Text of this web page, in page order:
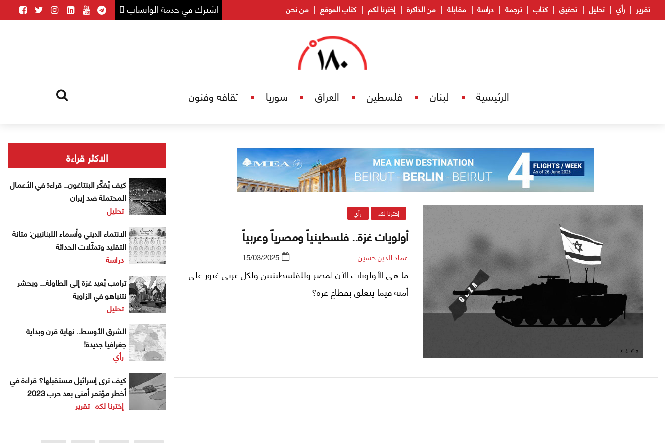
اشترك في خدمة الواتساب تقرير رأي تحليل تحقيق كتاب ترجمة دراسة مقابلة من الذاكرة إخترنا لكم كتاب الموقع من نحن
الرئيسية لبنان فلسطين العراق سوريا ثقافه وفنون
إخترنا لكم رأي
أولويات غزة.. فلسطينياً ومصرياً وعربياً
عماد الدين حسين 15/03/2025
ما هى الأولويات الآن لمصر وللفلسطينيين ولكل عربى غيور على
أمته فيما يتعلق بقطاع غزة؟
الاكثر قراءة
كيف يُفكّر البنتاغون.. قراءة في الأعمال
المحتملة ضد إيران
تحليل
الانتماء الديني وأسماء اللبنانيين: متانة
التقليد وتمثّلات الحداثة
دراسة
ترامب يُعيد غزة إلى الطاولة... ويحشر
نتنياهو في الزاوية
تحليل
الشرق الأوسط.. نهاية قرن وبداية
جغرافيا جديدة!
رأي
كيف ترى إسرائيل مستقبلها؟ قراءة في
أخطر مؤتمر أمني بعد حرب 2023
إخترنا لكم تقرير